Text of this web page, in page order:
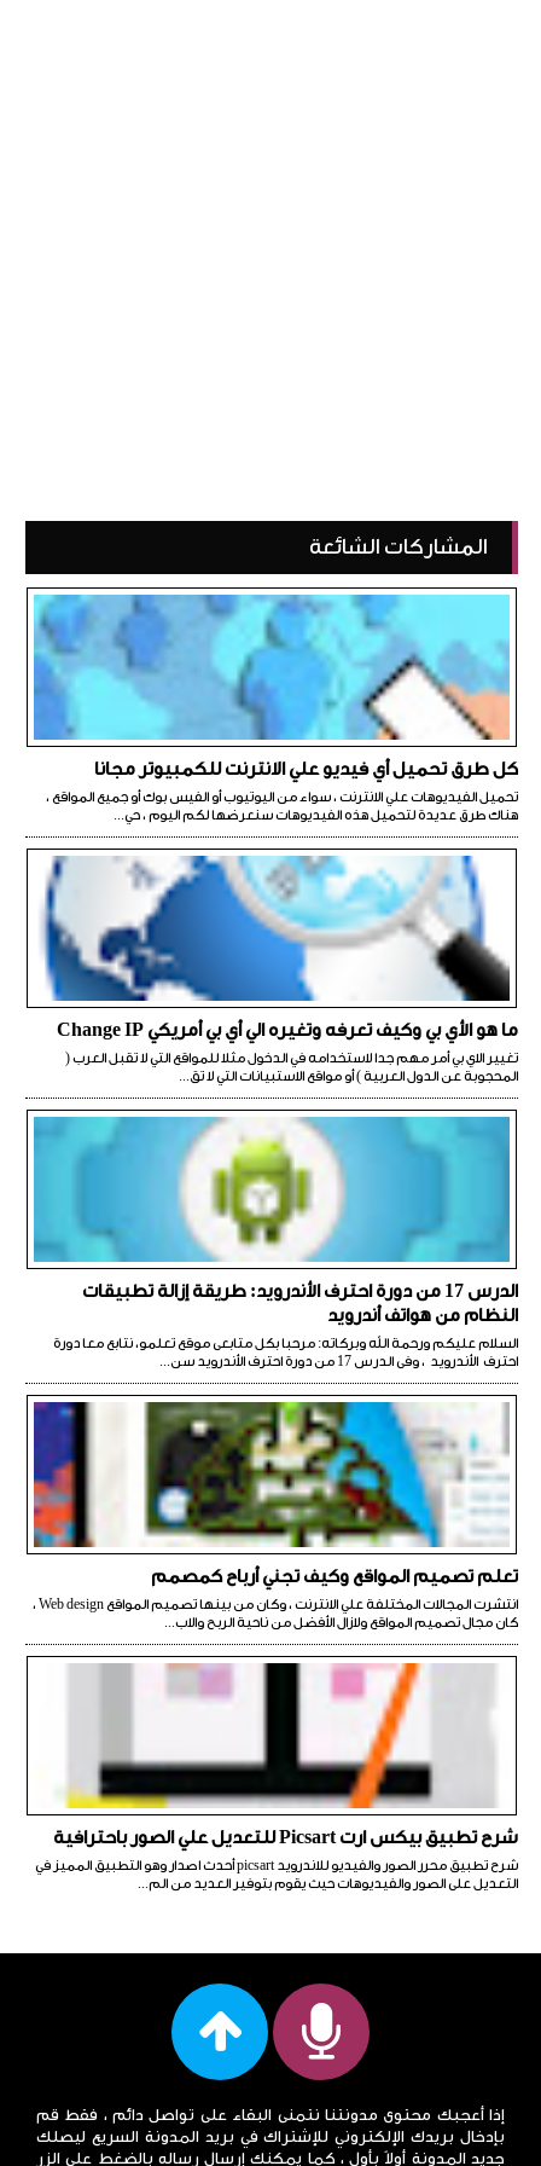
المشاركات الشائعة
كل طرق تحميل أي فيديو علي الانترنت للكمبيوتر مجانا
تحميل الفيديوهات علي الانترنت ، سواء من اليوتيوب أو الفيس بوك أو جميع المواقع ،
هناك طرق عديدة لتحميل هذه الفيديوهات سنعرضها لكم اليوم ، حي...
ما هو الأي بي وكيف تعرفه وتغيره الي أي بي أمريكي Change IP
تغيير الاي بي أمر مهم جدا لاستخدامه في الدخول مثلا للمواقع التي لا تقبل العرب (
المحجوبة عن الدول العربية ) أو مواقع الاستبيانات التي لا تق...
الدرس 17 من دورة احترف الأندرويد: طريقة إزالة تطبيقات
النظام من هواتف أندرويد
السلام عليكم ورحمة الله وبركاته: مرحبا بكل متابعى موقع تعلمو، نتابع معا دورة
احترف الأندرويد ، وفى الدرس 17 من دورة احترف الأندرويد سن...
تعلم تصميم المواقع وكيف تجني أرباح كمصمم
انتشرت المجالات المختلفة علي الانترنت ، وكان من بينها تصميم المواقع Web design ،
كان مجال تصميم المواقع ولازال الأفضل من ناحية الربح والاب...
شرح تطبيق بيكس ارت Picsart للتعديل علي الصور باحترافية
شرح تطبيق محرر الصور والفيديو للاندرويد picsart أحدث اصدار وهو التطبيق المميز في
التعديل على الصور والفيديوهات حيث يقوم بتوفير العديد من الم...
إذا أعجبك محتوى مدونتنا نتمنى البقاء على تواصل دائم ، فقط قم
بإدخال بريدك الإلكتروني للإشتراك في بريد المدونة السريع ليصلك
جديد المدونة أولاً بأول ، كما يمكنك إرسال رساله بالضغط على الزر